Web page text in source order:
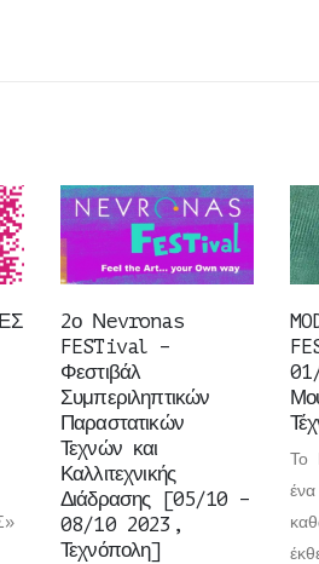
2ο Νevronas
FESTival –
Φεστιβάλ
Συμπεριληπτικών
Παραστατικών
Τεχνών και
Καλλιτεχνικής
Διάδρασης [05/10 –
08/10 2023,
Τεχνόπολη]
Το